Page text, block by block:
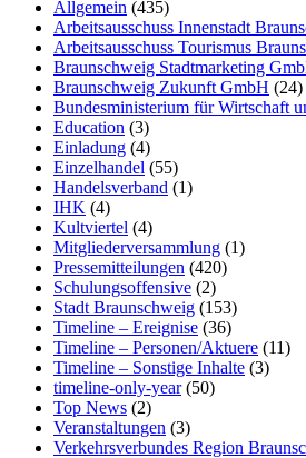
Allgemein (435)
Arbeitsausschuss Innenstadt
Arbeitsausschuss Tourismus
Braunschweig Stadtmarketing
Braunschweig Zukunft GmbH (24)
Bundesministerium für Wirtschaft
Education (3)
Einladung (4)
Einzelhandel (55)
Handelsverband (1)
IHK (4)
Kultviertel (4)
Mitgliederversammlung (1)
Pressemitteilungen (420)
Schulungsoffensive (2)
Stadt Braunschweig (153)
Timeline – Ereignise (36)
Timeline – Personen/Aktuere (11)
Timeline – Sonstige Inhalte (3)
timeline-only-year(50)
Top News (2)
Veranstaltungen (3)
Verkehrsverbundes Region